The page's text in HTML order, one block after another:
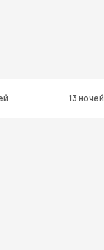
13 ночей